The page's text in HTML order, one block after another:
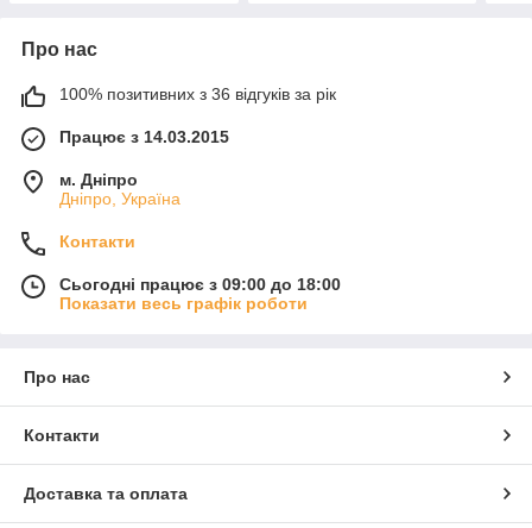
Про нас
100% позитивних з 36 відгуків за рік
Працює з 14.03.2015
м. Дніпро
Дніпро, Україна
Контакти
Сьогодні працює з 09:00 до 18:00
Показати весь графік роботи
Про нас
Контакти
Доставка та оплата